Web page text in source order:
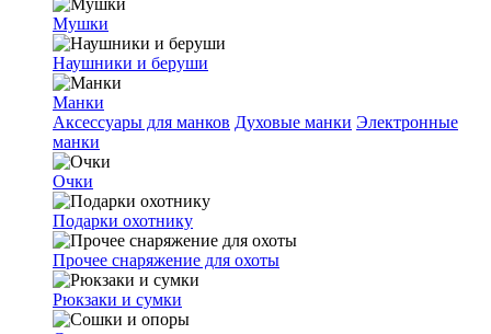
Мушки
Наушники и беруши
Манки
Аксессуары для манков Духовые манки Электронные
манки
Очки
Подарки охотнику
Прочее снаряжение для охоты
Рюкзаки и сумки